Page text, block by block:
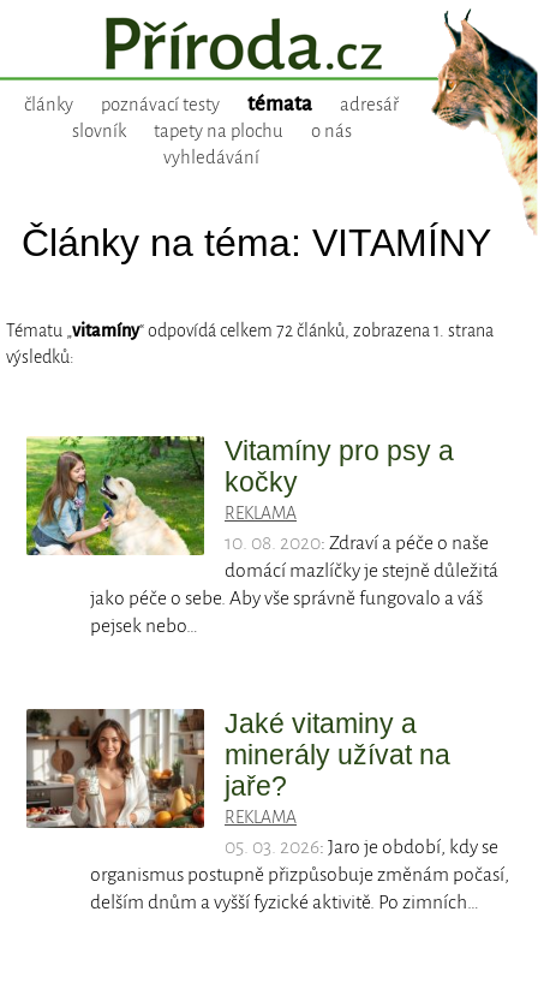
články poznávací testy témata
adresář
slovník
tapety na plochu
o nás
vyhledávání
Články na téma: VITAMÍNY
Tématu „vitamíny“ odpovídá celkem 72 článků, zobrazena 1. strana
výsledků:
Vitamíny pro psy a
kočky
REKLAMA
10. 08. 2020: Zdraví a péče o naše
domácí mazlíčky je stejně důležitá
jako péče o sebe. Aby vše správně fungovalo a váš
pejsek nebo…
Jaké vitaminy a
minerály užívat na
jaře?
REKLAMA
05. 03. 2026: Jaro je období, kdy se
organismus postupně přizpůsobuje změnám počasí,
delším dnům a vyšší fyzické aktivitě. Po zimních…